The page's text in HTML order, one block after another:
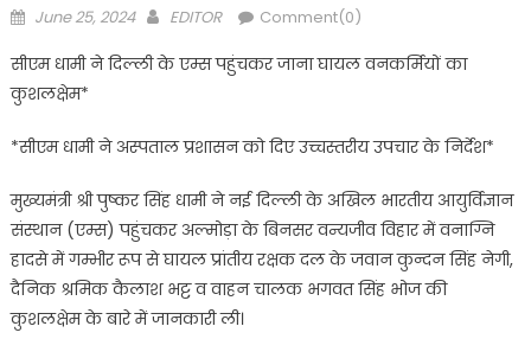
Posted
June 25, 2024 Author
EDITOR Comment(0)
सीएम धामी ने दिल्ली के एम्स पहुंचकर जाना घायल वनकर्मियों का
कुशलक्षेम*
*सीएम धामी ने अस्पताल प्रशासन को दिए उच्चस्तरीय उपचार के निर्देश*
मुख्यमंत्री श्री पुष्कर सिंह धामी ने नई दिल्ली के अखिल भारतीय आयुर्विज्ञान
संस्थान (एम्स) पहुंचकर अल्मोड़ा के बिनसर वन्यजीव विहार में वनाग्नि
हादसे में गम्भीर रूप से घायल प्रांतीय रक्षक दल के जवान कुन्दन सिंह नेगी,
दैनिक श्रमिक कैलाश भट्ट व वाहन चालक भगवत सिंह भोज की
कुशलक्षेम के बारे में जानकारी ली।